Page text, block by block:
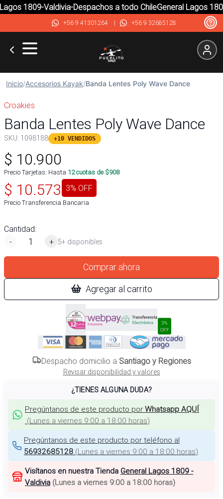
1809-Valdivia-Despachos a todo ChileGeneral Lagos
+56 9 41301264| +56 9 32685128
Inicio/Accesorios Kayak/Banda Lentes Poly Wave Dance
Croakies
Banda Lentes Poly Wave Dance
SKU: 1098188 +10 VENDIDOS
$ 10.900
Precio Tarjetas: Hasta 12cuotas de $908
$ 10.573 3% OFF
Precio Transferencia Bancaria
Cantidad:
-
+ 5+ disponibles
Comprar ahora
Agregar al carrito
3%
OFF
Despacho domicilio a Santiago y Regiones
Revisar disponibilidad y valores
¿TIENES ALGUNA DUDA?
Pregúntanos de este producto por Whatsapp AQUÍ
(Lunes a viernes 9:00 a 18:00 horas)
Pregúntanos de este producto por teléfono al
56932685128 (Lunes a viernes 9:00 a 18:00 horas)
Visítanos en nuestra Tienda General Lagos 1809 -
Valdivia (Lunes a viernes 9:00 a 18:00 horas)